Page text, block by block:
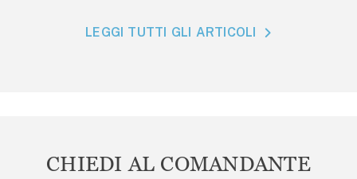
LEGGI TUTTI GLI ARTICOLI
CHIEDI AL COMANDANTE